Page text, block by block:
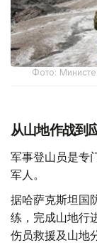
Фото:
从山地作战到
军事登山员是专
军人。
据哈萨克斯坦国
练，完成山地行
伤员救援及山地